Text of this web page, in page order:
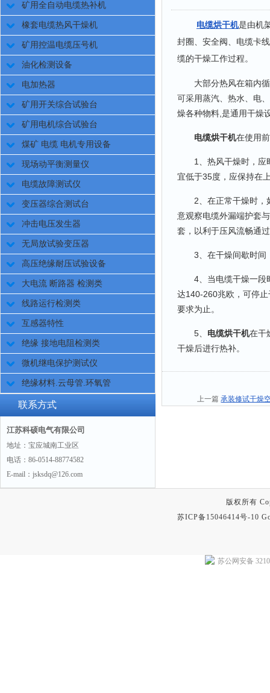
矿用全自动电缆热补机
橡套电缆热风干燥机
矿用控温电缆压号机
油化检测设备
电加热器
矿用开关综合试验台
矿用电机综合试验台
煤矿 电缆 电机专用设备
现场动平衡测量仪
电缆故障测试仪
变压器综合测试台
冲击电压发生器
无局放试验变压器
高压绝缘耐压试验设备
大电流 断路器 检测类
线路运行检测类
互感器特性
绝缘 接地电阻检测类
微机继电保护测试仪
绝缘材料.云母管.环氧管
联系方式
江苏科硕电气有限公司
地址：宝应城南工业区
电话：86-0514-88774582
E-mail：jsksdq@126.com
电缆烘干机是由机
封圈、安全阀、电缆卡
缆的干燥工作过程。
大部分热风在箱内循
可采用蒸汽、热水、电
燥各种物料,是通用干燥
电缆烘干机在使用
1、热风干燥时，应时
宜低于35度，应保持在
2、在正常干燥时，如
意观察电缆外漏端护套
套，以利于压风流畅通
3、在干燥间歇时间，
4、当电缆干燥一段时
达140-260兆欧，可停
要求为止。
5、 电缆烘干机在干
干燥后进行热补。
上一篇承装修试干燥
版权所有
苏ICP备15046414号-10
苏公网安备